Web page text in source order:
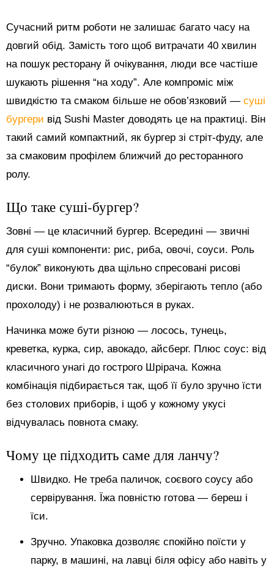
Сучасний ритм роботи не залишає багато часу на
довгий обід. Замість того щоб витрачати 40 хвилин
на пошук ресторану й очікування, люди все частіше
шукають рішення “на ходу”. Але компроміс між
швидкістю та смаком більше не обов’язковий — суші
бургери від Sushi Master доводять це на практиці. Він
такий самий компактний, як бургер зі стріт-фуду, але
за смаковим профілем ближчий до ресторанного
ролу.
Що таке суші-бургер?
Зовні — це класичний бургер. Всередині — звичні
для суші компоненти: рис, риба, овочі, соуси. Роль
“булок” виконують два щільно спресовані рисові
диски. Вони тримають форму, зберігають тепло (або
прохолоду) і не розвалюються в руках.
Начинка може бути різною — лосось, тунець,
креветка, курка, сир, авокадо, айсберг. Плюс соус: від
класичного унагі до гострого Шрірача. Кожна
комбінація підбирається так, щоб її було зручно їсти
без столових приборів, і щоб у кожному укусі
відчувалась повнота смаку.
Чому це підходить саме для ланчу?
Швидко. Не треба паличок, соєвого соусу або
сервірування. Їжа повністю готова — береш і
їси.
Зручно. Упаковка дозволяє спокійно поїсти у
парку, в машині, на лавці біля офісу або навіть у